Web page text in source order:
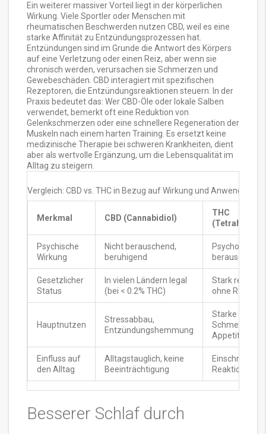
Ein weiterer massiver Vorteil liegt in der körperlichen
Wirkung. Viele Sportler oder Menschen mit
rheumatischen Beschwerden nutzen CBD, weil es eine
starke Affinität zu Entzündungsprozessen hat.
Entzündungen sind im Grunde die Antwort des Körpers
auf eine Verletzung oder einen Reiz, aber wenn sie
chronisch werden, verursachen sie Schmerzen und
Gewebeschäden. CBD interagiert mit spezifischen
Rezeptoren, die Entzündungsreaktionen steuern. In der
Praxis bedeutet das: Wer CBD-Öle oder lokale Salben
verwendet, bemerkt oft eine Reduktion von
Gelenkschmerzen oder eine schnellere Regeneration der
Muskeln nach einem harten Training. Es ersetzt keine
medizinische Therapie bei schweren Krankheiten, dient
aber als wertvolle Ergänzung, um die Lebensqualität im
Alltag zu steigern.
Vergleich: CBD vs. THC in Bezug auf Wirkung und Anwendung
Merkmal CBD (Cannabidiol)
THC
Psychische
Wirkung
Nicht berauschend,
beruhigend
Psychoaktiv,
berauschend
Gesetzlicher
Status
In vielen Ländern legal
(bei < 0.2% THC)
Stark
ohne Rezept
Hauptnutzen
Stressabbau,
Entzündungshemmung
Starke
Einfluss auf
den Alltag
Alltagstauglich, keine
Beeinträchtigung
Besserer Schlaf durch